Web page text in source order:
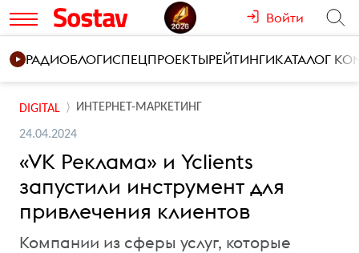
Войти
РАДИОБЛОГИСПЕЦПРОЕКТЫРЕЙТИНГИКАТАЛОГ
DIGITAL ИНТЕРНЕТ-МАРКЕТИНГ
24.04.2024
«VK Реклама» и Yclients
запустили инструмент для
привлечения клиентов
Компании из сферы услуг, которые